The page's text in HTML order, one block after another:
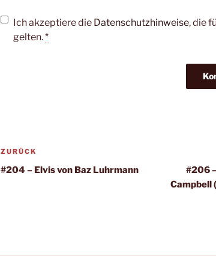
Ich akzeptiere die Datenschutzhinweise, die
gelten.*
Beitragsnavigation
Vorheriger
Beitrag
ZURÜCK
#204 – Elvis von Baz Luhrmann
#206
Campbell